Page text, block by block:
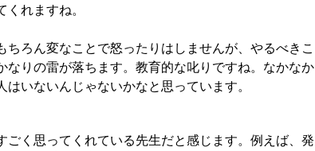
れますね。
ろん変なことで怒ったりはしませんが、やるべきこ
なりの雷が落ちます。教育的な叱りですね。なかなか
いないんじゃないかなと思っています。
く思ってくれている先生だと感じます。例えば、発